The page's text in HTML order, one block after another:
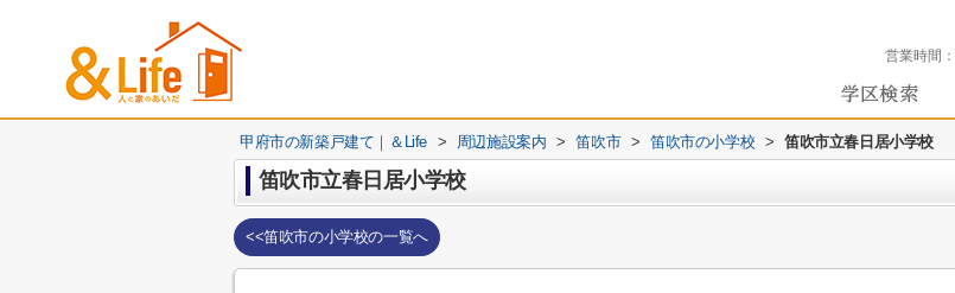
営業時間：
甲府市の新築戸建て｜＆Life > 周辺施設案内 > 笛吹市 > 笛吹市の小学校 > 笛吹市立春日居小学校
笛吹市立春日居小学校
<<笛吹市の小学校の一覧へ